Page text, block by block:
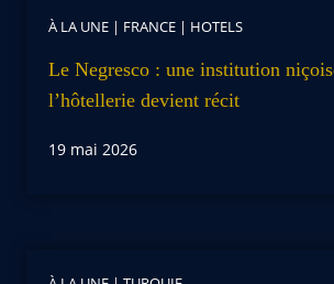
À LA UNE | FRANCE | HOTELS
Le Negresco : une institution
l’hôtellerie devient récit
19 mai 2026